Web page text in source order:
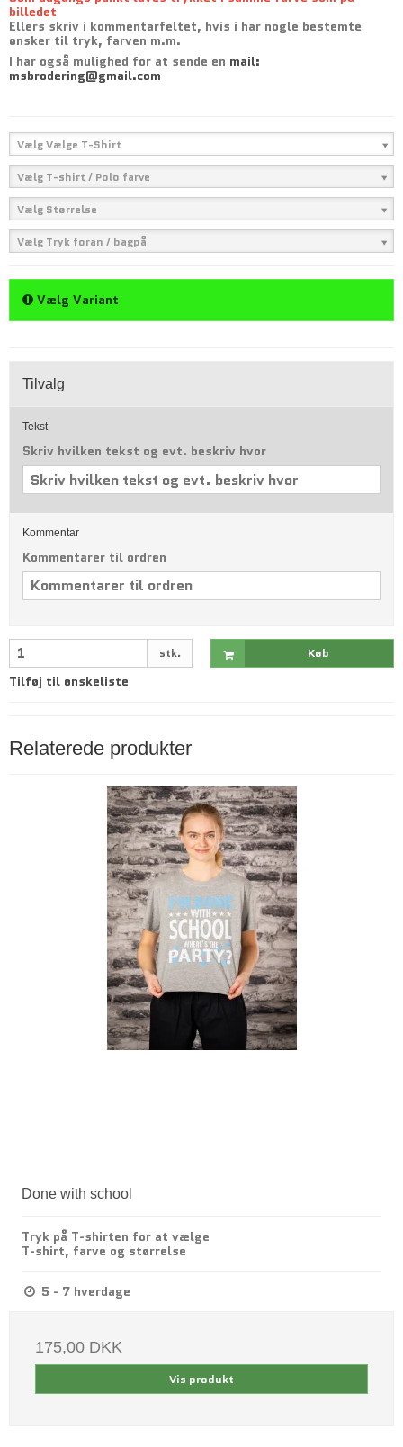
billedet
Ellers skriv i kommentarfeltet, hvis i har nogle bestemte
ønsker til tryk, farven m.m.
I har også mulighed for at sende en mail:
msbrodering@gmail.com
Vælg Vælge T-Shirt
Vælg T-shirt / Polo farve
Vælg Størrelse
Vælg Tryk foran / bagpå
Vælg Variant
Tilvalg
Tekst
Skriv hvilken tekst og evt. beskriv hvor
Kommentar
Kommentarer til ordren
stk. Køb
Tilføj til ønskeliste
Relaterede produkter
Done with school
Tryk på T-shirten for at vælge
T-shirt, farve og størrelse
5 - 7 hverdage
175,00 DKK
Vis produkt